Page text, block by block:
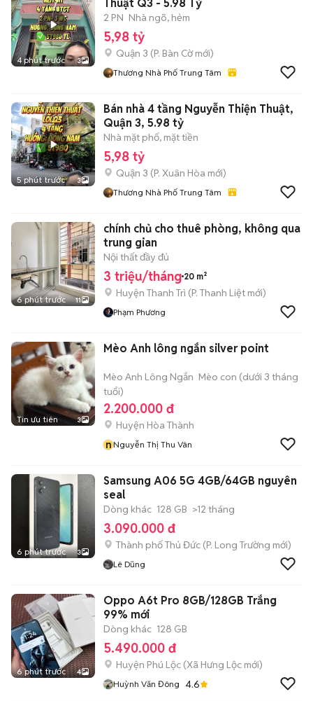
4 phút trước 3
Thuật Q3 - 5.98 Tỷ
2 PN Nhà ngõ, hẻm
5,98 tỷ
Quận 3 (P. Bàn Cờmới)
Thương Nhà Phố Trung Tâm
5 phút trước 3
Bán nhà 4 tầng Nguyễn Thiện Thuật,
Quận 3, 5.98 tỷ
Nhà mặt phố, mặt tiền
5,98 tỷ
Quận 3 (P. Xuân Hòa mới)
Thương Nhà Phố Trung Tâm
6 phút trước 11
chính chủ cho thuê phòng, không qua
trung gian
Nội thất đầy đủ
3 triệu/tháng 20 m²
Huyện Thanh Trì (P. Thanh Liệt mới)
Phạm Phương
Tin ưu tiên 3
Mèo Anh lông ngắn silver point
Mèo Anh Lông Ngắn Mèo con (dưới 3 tháng
tuổi)
2.200.000 đ
Huyện Hòa Thành
nNguyễn Thị Thu Vân
6 phút trước 3
Samsung A06 5G 4GB/64GB nguyên
seal
Dòng khác 128 GB >12 tháng
3.090.000 đ
Thành phố Thủ Đức (P. Long Trường mới)
Lê Dũng
6 phút trước 4
Oppo A6t Pro 8GB/128GB Trắng
99% mới
Dòng khác 128 GB
5.490.000 đ
Huyện Phú Lộc (Xã Hưng Lộc mới)
Huỳnh Văn Đông 4.6